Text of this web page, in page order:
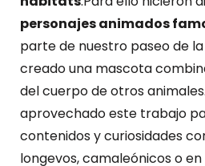
personajes animados
parte de nuestro paseo de
creado una mascota
del cuerpo de otros
aprovechado este trabajo
contenidos y curiosidades
longevos, camaleónicos o